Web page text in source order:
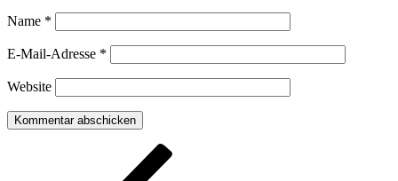
Name *
E-Mail-Adresse *
Website
Beitragsnavigation